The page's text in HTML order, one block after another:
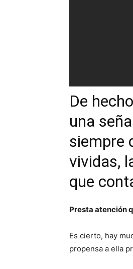
De
una
siempre
vividas,
que
Presta atención
Es cierto, hay
propensa a ella